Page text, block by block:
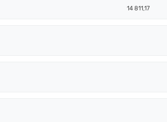
14 811,17